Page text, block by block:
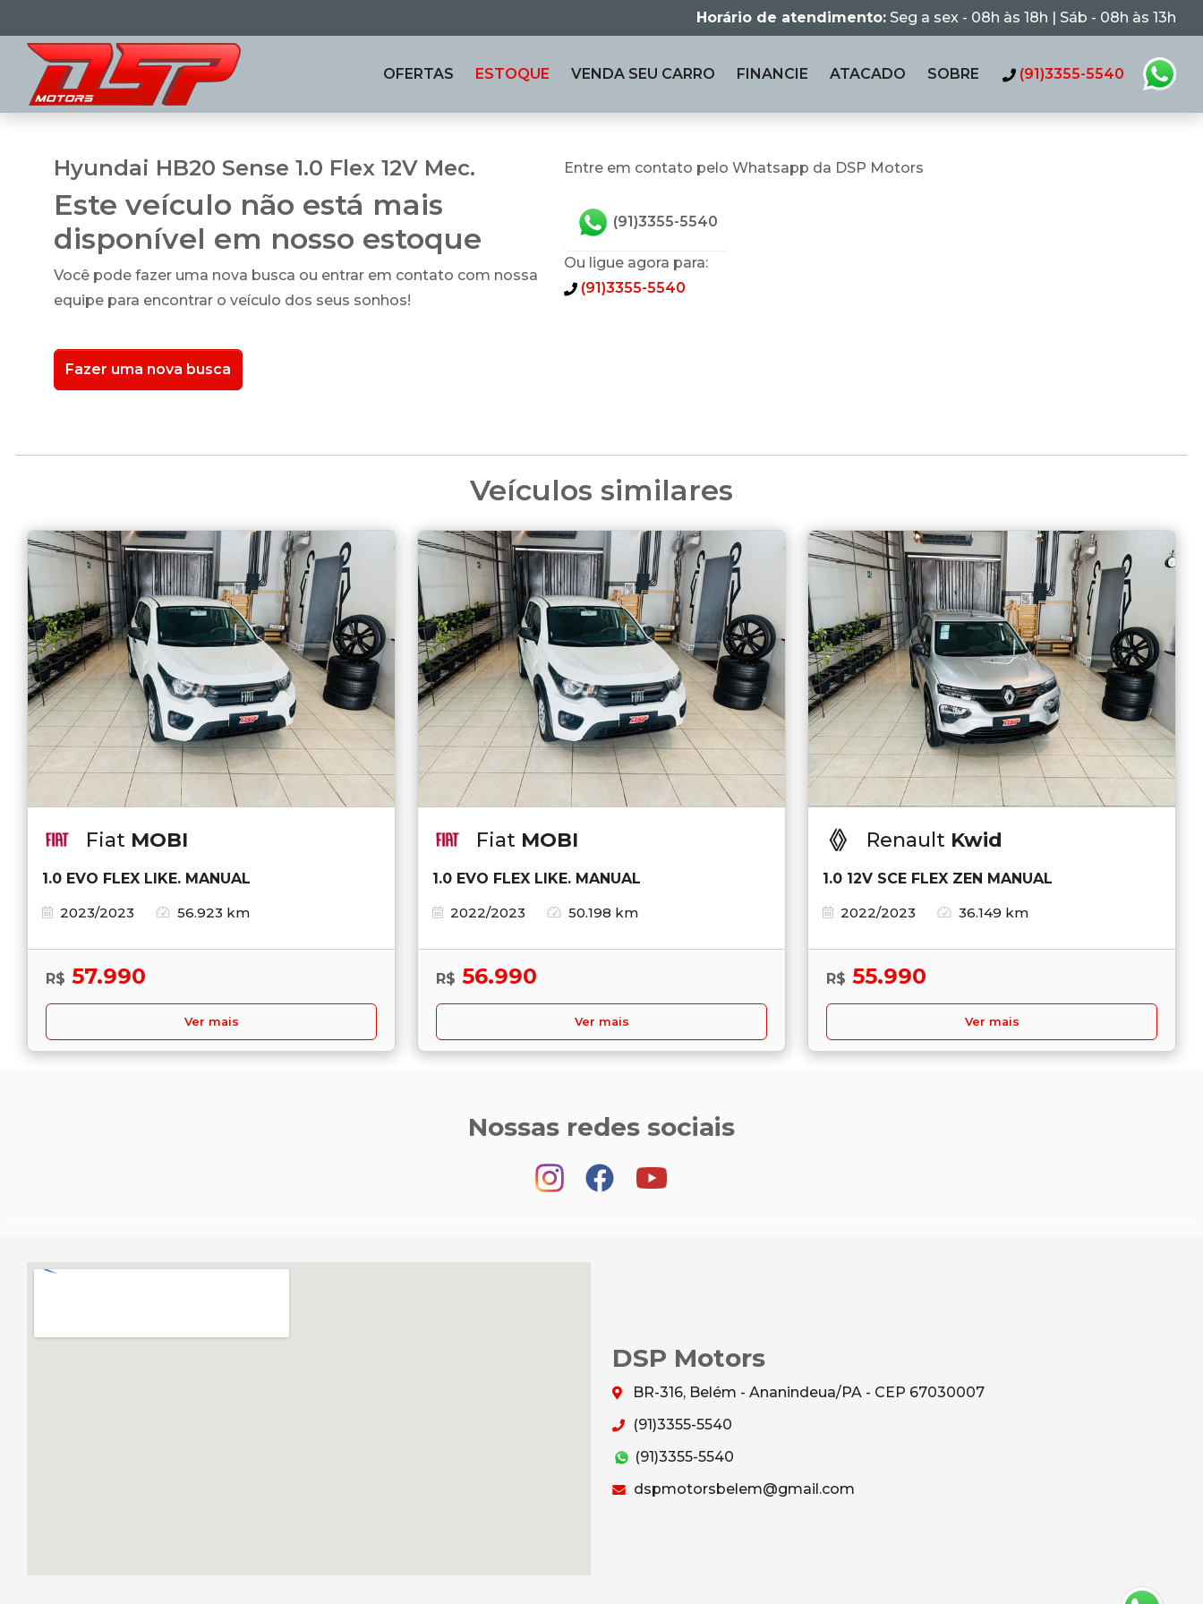
Horário de atendimento: Seg a sex - 08h às 18h | Sáb - 08h às 13h
OFERTAS ESTOQUE VENDA SEU CARRO FINANCIE ATACADO SOBRE (91)3355-5540
Hyundai HB20 Sense 1.0 Flex 12V Mec.
Este veículo não está mais
disponível em nosso estoque
Você pode fazer uma nova busca ou entrar em contato com nossa
equipe para encontrar o veículo dos seus sonhos!
Fazer uma nova busca
Entre em contato pelo Whatsapp da DSP Motors
(91)3355-5540
Ou ligue agora para:
(91)3355-5540
Veículos similares
Fiat MOBI
1.0 EVO FLEX LIKE. MANUAL
2023/2023
56.923 km
R$ 57.990
Ver mais
Fiat MOBI
1.0 EVO FLEX LIKE. MANUAL
2022/2023
50.198 km
R$ 56.990
Ver mais
Renault Kwid
1.0 12V SCE FLEX ZEN MANUAL
2022/2023
36.149 km
R$ 55.990
Ver mais
Nossas redes sociais
DSP Motors
BR-316, Belém - Ananindeua/PA - CEP 67030007
(91)3355-5540
(91)3355-5540
dspmotorsbelem@gmail.com